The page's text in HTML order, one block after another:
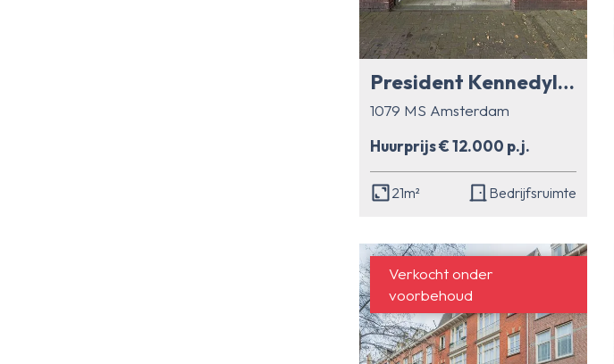
President Kennedylaan 783
1079 MS Amsterdam
Huurprijs € 12.000 p.j.
21m² Bedrijfsruimte
Verkocht onder
voorbehoud